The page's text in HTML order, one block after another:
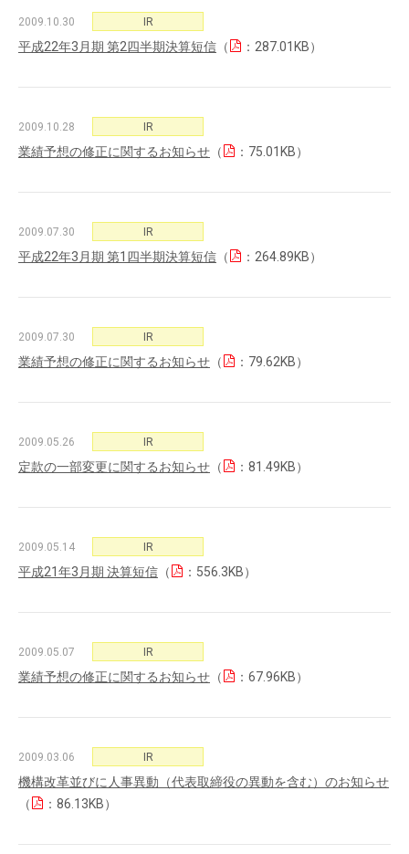
2009.10.30 IR
平成22年3月期 第2四半期決算短信 （ ：287.01KB）
2009.10.28 IR
業績予想の修正に関するお知らせ （ ：75.01KB）
2009.07.30 IR
平成22年3月期 第1四半期決算短信 （ ：264.89KB）
2009.07.30 IR
業績予想の修正に関するお知らせ （ ：79.62KB）
2009.05.26 IR
定款の一部変更に関するお知らせ （ ：81.49KB）
2009.05.14 IR
平成21年3月期 決算短信 （ ：556.3KB）
2009.05.07 IR
業績予想の修正に関するお知らせ （ ：67.96KB）
2009.03.06 IR
機構改革並びに人事異動（代表取締役の異動を含む）のお知らせ
（
：86.13KB）